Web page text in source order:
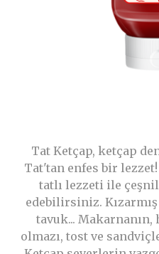
Tat Ketçap, ketçap
Tat'tan enfes bir
tatlı lezzeti ile
edebilirsiniz.
tavuk...
olmazı, tost ve